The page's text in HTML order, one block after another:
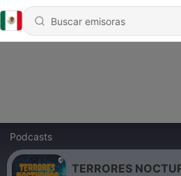
Podcasts
TERRORES